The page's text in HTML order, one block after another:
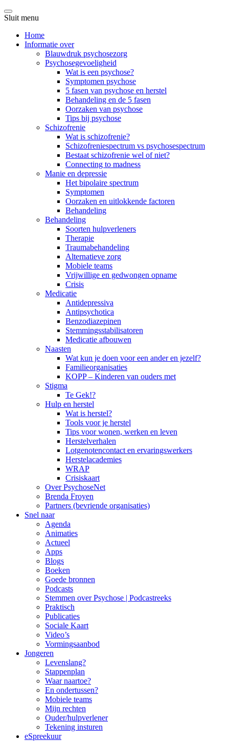
Sluit menu
Home
Informatie over
Blauwdruk psychosezorg
Psychosegevoeligheid
Wat is een psychose?
Symptomen psychose
5 fasen van psychose en herstel
Behandeling en de 5 fasen
Oorzaken van psychose
Tips bij psychose
Schizofrenie
Wat is schizofrenie?
Schizofreniespectrum vs psychosespectrum
Bestaat schizofrenie wel of niet?
Connecting to madness
Manie en depressie
Het bipolaire spectrum
Symptomen
Oorzaken en uitlokkende factoren
Behandeling
Behandeling
Soorten hulpverleners
Therapie
Traumabehandeling
Alternatieve zorg
Mobiele teams
Vrijwillige en gedwongen opname
Crisis
Medicatie
Antidepressiva
Antipsychotica
Benzodiazepinen
Stemmingsstabilisatoren
Medicatie afbouwen
Naasten
Wat kun je doen voor een ander en jezelf?
Familieorganisaties
KOPP – Kinderen van ouders met
Stigma
Te Gek!?
Hulp en herstel
Wat is herstel?
Tools voor je herstel
Tips voor wonen, werken en leven
Herstelverhalen
Lotgenotencontact en ervaringswerkers
Herstelacademies
WRAP
Crisiskaart
Over PsychoseNet
Brenda Froyen
Partners (bevriende organisaties)
Snel naar
Agenda
Animaties
Actueel
Apps
Blogs
Boeken
Goede bronnen
Podcasts
Stemmen over Psychose | Podcastreeks
Praktisch
Publicaties
Sociale Kaart
Video’s
Vormingsaanbod
Jongeren
Levenslang?
Stappenplan
Waar naartoe?
En ondertussen?
Mobiele teams
Mijn rechten
Ouder/hulpverlener
Tekening insturen
eSpreekuur